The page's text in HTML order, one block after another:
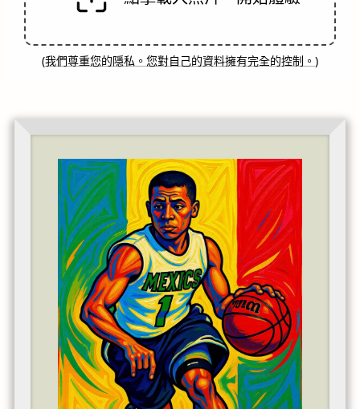
(我們尊重您的隱私。您對自己的資料擁有完全的控制。 )